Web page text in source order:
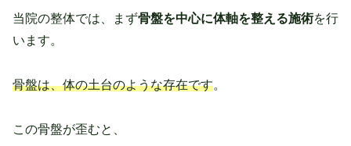
当院の整体では、まず骨盤を中心に体軸を整える施術を行
います。
骨盤は、体の土台のような存在です。
この骨盤が歪むと、